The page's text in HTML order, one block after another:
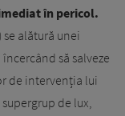
în pericol.
se alătură unei
să salveze
de intervenția lui
de lux,